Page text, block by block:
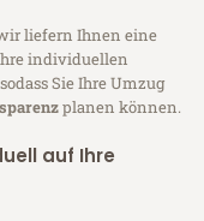
liefern Ihnen eine
individuellen
Sie Ihre Umzug
planen können.
auf Ihre